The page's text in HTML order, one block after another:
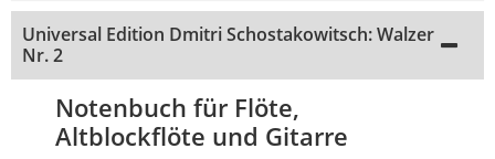
Universal Edition Dmitri Schostakowitsch: Walzer
Nr. 2
Notenbuch für Flöte,
Altblockflöte und Gitarre